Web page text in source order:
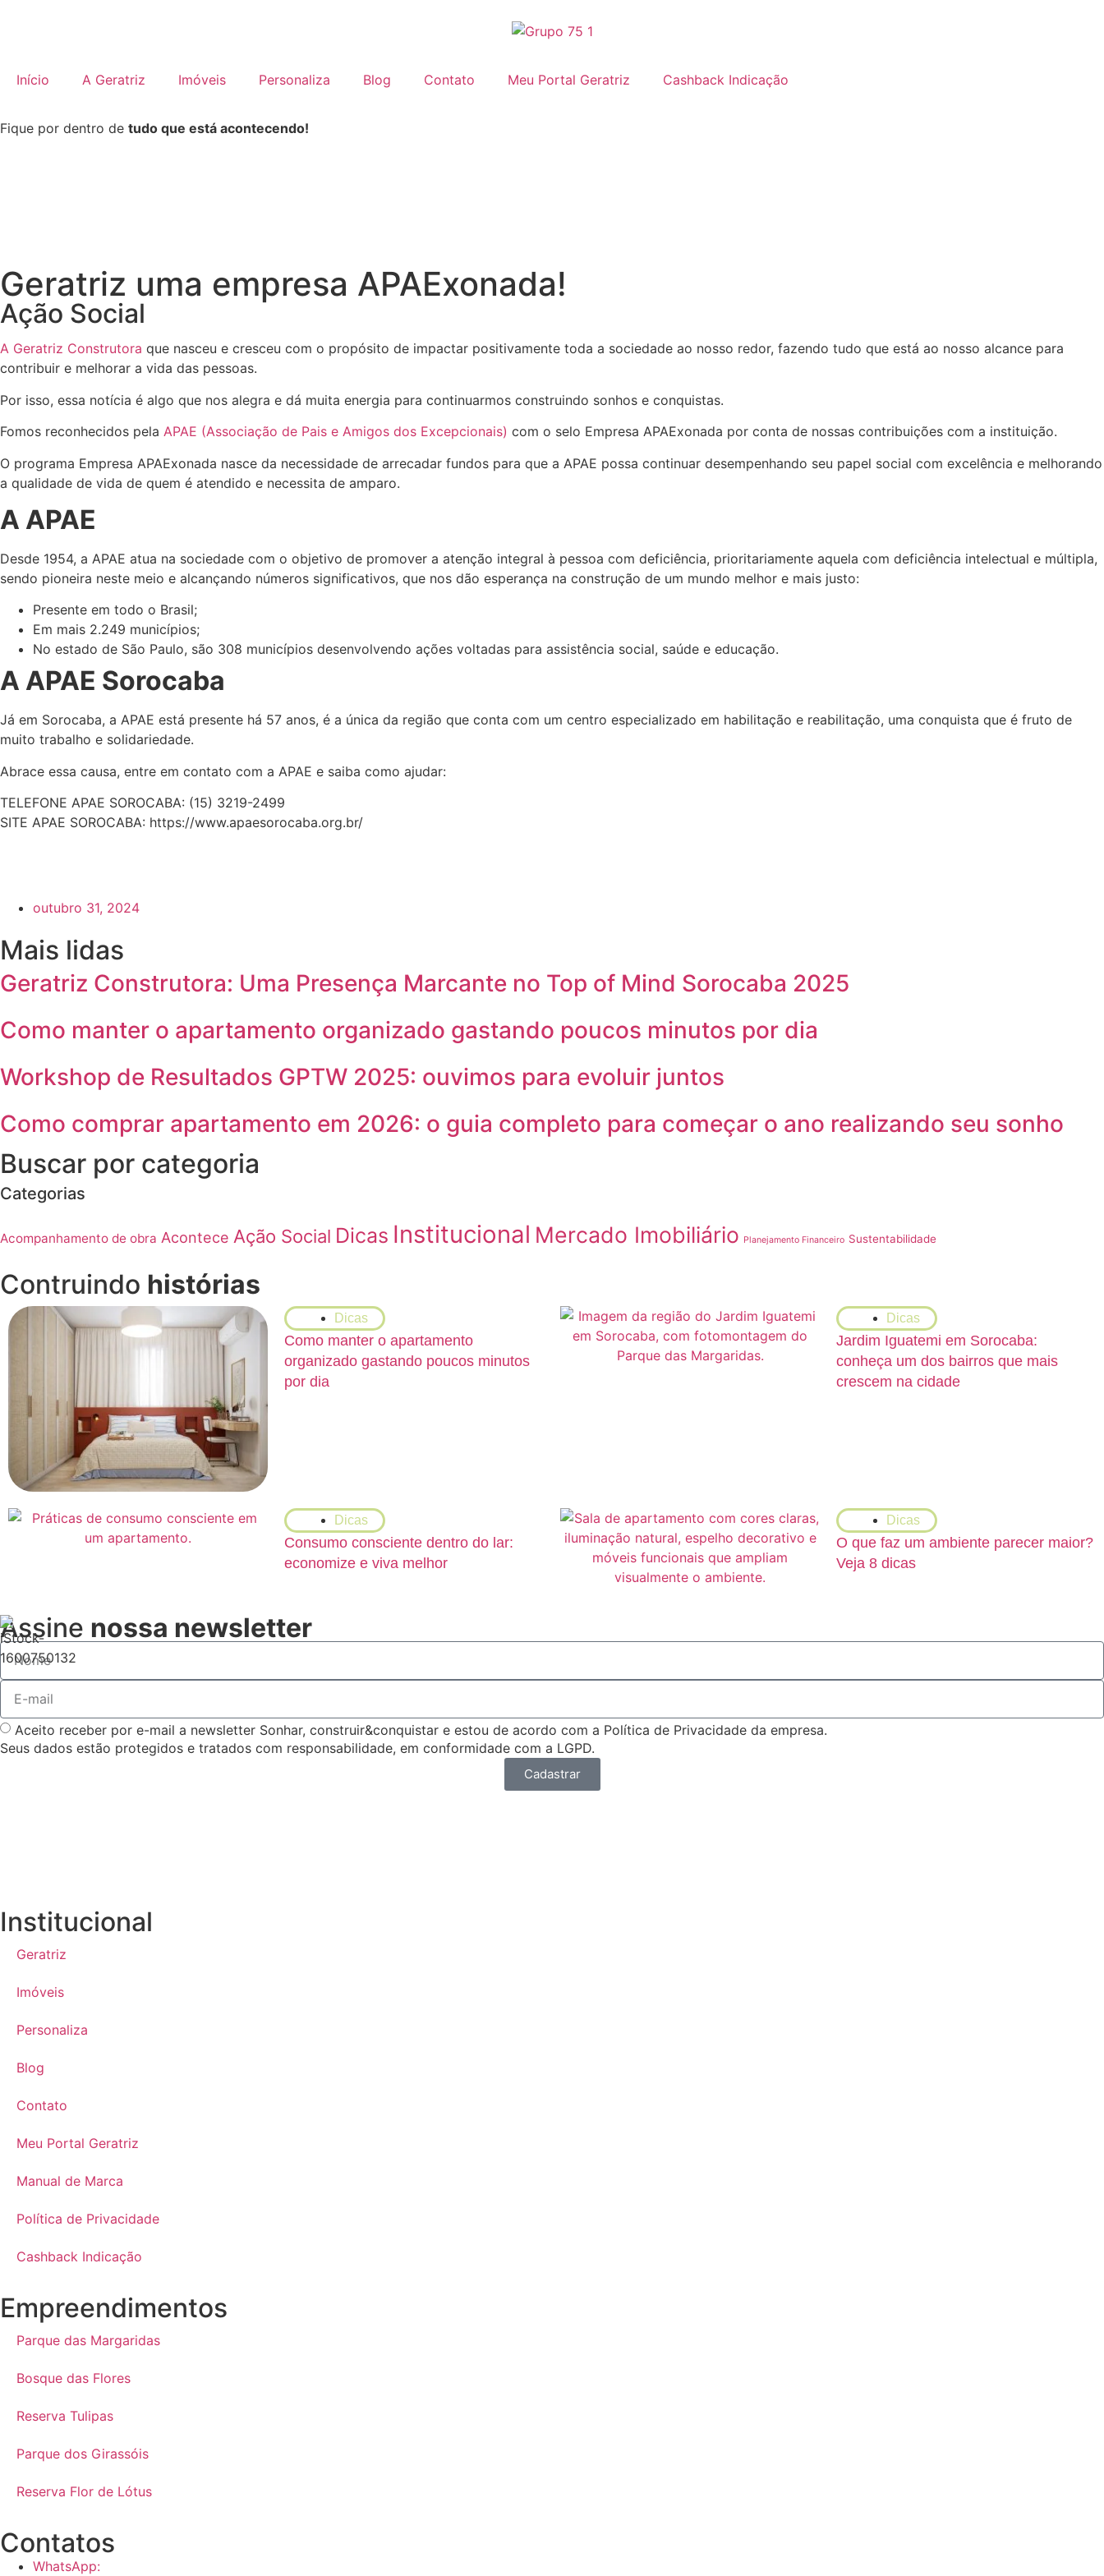
Início A Geratriz Imóveis Personaliza Blog Contato Meu Portal Geratriz Cashback Indicação
Fique por dentro de tudo que está acontecendo!
Geratriz uma empresa APAExonada!
Ação Social
A Geratriz Construtora que nasceu e cresceu com o propósito de impactar positivamente toda a sociedade ao nosso redor, fazendo tudo que está ao nosso alcance para
contribuir e melhorar a vida das pessoas.
Por isso, essa notícia é algo que nos alegra e dá muita energia para continuarmos construindo sonhos e conquistas.
Fomos reconhecidos pela APAE (Associação de Pais e Amigos dos Excepcionais) com o selo Empresa APAExonada por conta de nossas contribuições com a instituição.
O programa Empresa APAExonada nasce da necessidade de arrecadar fundos para que a APAE possa continuar desempenhando seu papel social com excelência e melhorando
a qualidade de vida de quem é atendido e necessita de amparo.
A APAE
Desde 1954, a APAE atua na sociedade com o objetivo de promover a atenção integral à pessoa com deficiência, prioritariamente aquela com deficiência intelectual e múltipla,
sendo pioneira neste meio e alcançando números significativos, que nos dão esperança na construção de um mundo melhor e mais justo:
Presente em todo o Brasil;
Em mais 2.249 municípios;
No estado de São Paulo, são 308 municípios desenvolvendo ações voltadas para assistência social, saúde e educação.
A APAE Sorocaba
Já em Sorocaba, a APAE está presente há 57 anos, é a única da região que conta com um centro especializado em habilitação e reabilitação, uma conquista que é fruto de
muito trabalho e solidariedade.
Abrace essa causa, entre em contato com a APAE e saiba como ajudar:
TELEFONE APAE SOROCABA: (15) 3219-2499
SITE APAE SOROCABA: https://www.apaesorocaba.org.br/
outubro 31, 2024
Mais lidas
Geratriz Construtora: Uma Presença Marcante no Top of Mind Sorocaba 2025
Como manter o apartamento organizado gastando poucos minutos por dia
Workshop de Resultados GPTW 2025: ouvimos para evoluir juntos
Como comprar apartamento em 2026: o guia completo para começar o ano realizando seu sonho
Buscar por categoria
Categorias
Acompanhamento de obra Acontece Ação Social Dicas Institucional Mercado Imobiliário Planejamento Financeiro Sustentabilidade
Contruindo histórias
Dicas
Como manter o apartamento
organizado gastando poucos minutos
por dia
Dicas
Jardim Iguatemi em Sorocaba:
conheça um dos bairros que mais
crescem na cidade
Dicas
Consumo consciente dentro do lar:
economize e viva melhor
Dicas
O que faz um ambiente parecer maior?
Veja 8 dicas
Assine nossa newsletter
Aceito receber por e-mail a newsletter Sonhar, construir&conquistar e estou de acordo com a Política de Privacidade da empresa.
Seus dados estão protegidos e tratados com responsabilidade, em conformidade com a LGPD.
Cadastrar
Institucional
Geratriz
Imóveis
Personaliza
Blog
Contato
Meu Portal Geratriz
Manual de Marca
Política de Privacidade
Cashback Indicação
Empreendimentos
Parque das Margaridas
Bosque das Flores
Reserva Tulipas
Parque dos Girassóis
Reserva Flor de Lótus
Contatos
WhatsApp: